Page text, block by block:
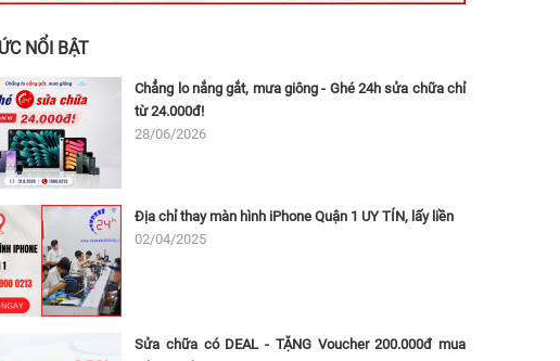
NỔI BẬT
Chẳng lo nắng gắt, mưa giông - Ghé 24h sửa chữa chỉ
từ 24.000đ!
28/06/2026
Địa chỉ thay màn hình iPhone Quận 1 UY TÍN, lấy liền
02/04/2025
Sửa chữa có DEAL - TẶNG Voucher 200.000đ mua